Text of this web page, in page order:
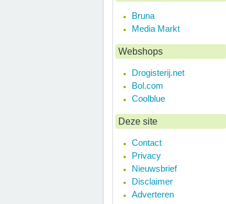
Bruna
Media Markt
Webshops
Drogisterij.net
Bol.com
Coolblue
Deze site
Contact
Privacy
Nieuwsbrief
Disclaimer
Adverteren